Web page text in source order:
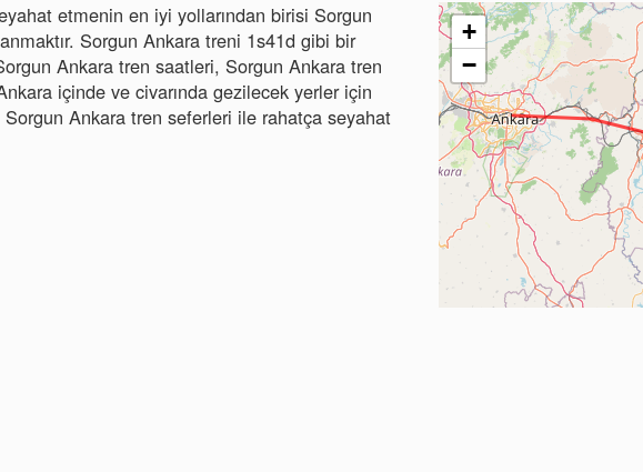
etmenin en iyi yollarından birisi Sorgun
Sorgun Ankara treni 1s41d gibi bir
Ankara tren saatleri, Sorgun Ankara tren
içinde ve civarında gezilecek yerler için
Ankara tren seferleri ile rahatça seyahat
+
−